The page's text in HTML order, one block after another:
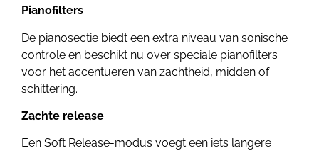
Pianofilters
De pianosectie biedt een extra niveau van sonische
controle en beschikt nu over speciale pianofilters
voor het accentueren van zachtheid, midden of
schittering.
Zachte release
Een Soft Release-modus voegt een iets langere